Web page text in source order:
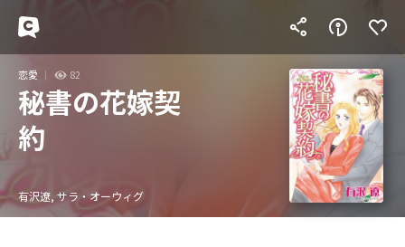
恋愛 82
秘書の花嫁契
約
有沢遼, サラ・オーウィグ